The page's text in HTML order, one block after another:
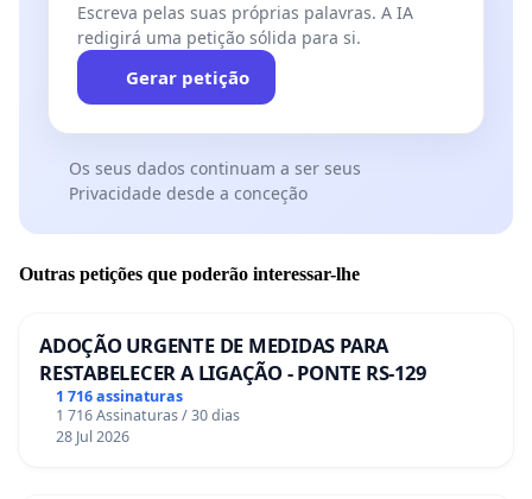
Escreva pelas suas próprias palavras. A IA
redigirá uma petição sólida para si.
Gerar petição
Os seus dados continuam a ser seus
Privacidade desde a conceção
Outras petições que poderão interessar-lhe
ADOÇÃO URGENTE DE MEDIDAS PARA
RESTABELECER A LIGAÇÃO - PONTE RS-129
1 716 assinaturas
1 716 Assinaturas / 30 dias
28 Jul 2026